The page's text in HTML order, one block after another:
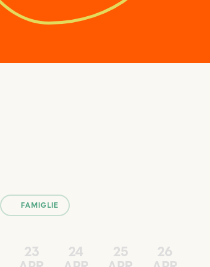
FAMIGLIE
23 24 25 26